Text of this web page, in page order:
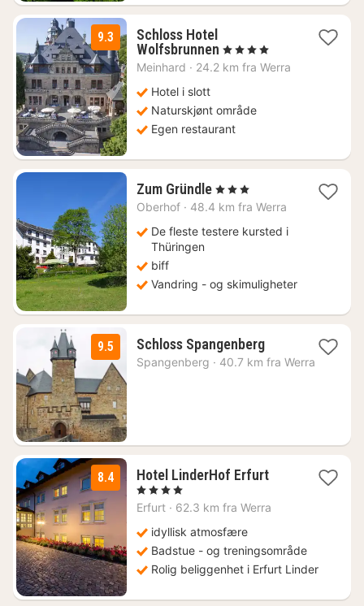
9.3
Schloss Hotel
Wolfsbrunnen 1
natt
kr.
, 4 Stjerner
Meinhard · 24.2 km fra Werra
Hotel i slott
Naturskjønt område
Egen restaurant
Zum Gründle1
natt
930
, 3 Stjerner
Oberhof · 48.4 km fra Werra
De fleste testere kursted i
Thüringen
biff
Vandring - og skimuligheter
9.5 Schloss Spangenberg1
natt
Spangenberg · 40.7 km fra Werra
8.4 Hotel LinderHof Erfurt1
fra
, 4 Stjerner
Erfurt · 62.3 km fra Werra
idyllisk atmosfære
Badstue - og treningsområde
Rolig beliggenhet i Erfurt Linder